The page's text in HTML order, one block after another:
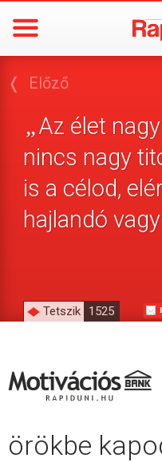
❬ Előző
„Az élet
nincs nagy
is a célod,
hajlandó
Tetszik 1525
örökbe